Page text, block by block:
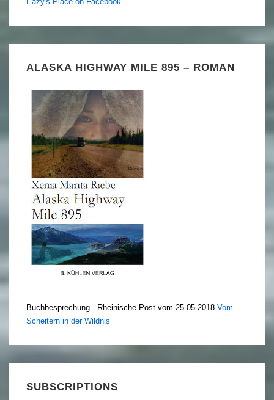
ALASKA HIGHWAY MILE 895 – ROMAN
Buchbesprechung - Rheinische Post vom 25.05.2018 Vom
Scheitern in der Wildnis
SUBSCRIPTIONS